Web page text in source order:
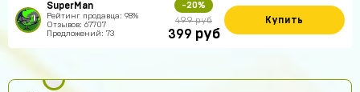
SuperMan
Рейтинг продавца: 98%
Отзывов: 67707
Предложений: 73
-20%
499 руб
399 руб
Купить